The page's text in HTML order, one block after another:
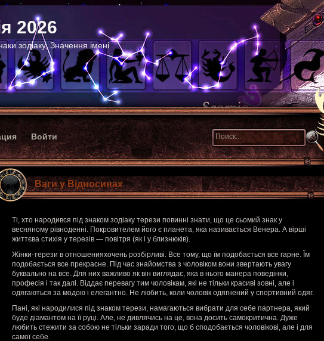
2026
зодіаку, Значення імені
Войти
Ваги у Відносинах
Ті, хто народився під знаком зодіаку терези повинні знати, що це сьомий знак у
весняному рівноденні. Покровителем його є планета, яка називається Венера. А вірші
життєва стихія у терезів — повітря (як і у близнюків).
Жінки-терези в отношенияхочень розбірливі. Все тому, що їм подобається все гарне. Їм
подобається все прекрасне. Під час знайомства з чоловіком вони звертають увагу
буквально на все. Для них важливо як він виглядає, яка в нього манера поведінки,
професія і так далі. Віддає перевагу тим чоловікам, які не тільки красиві зовні, але і
одягаються за модою і елегантно. Не любить, коли чоловік одягнений у спортивний одяг.
Пані, які народилися під знаком терези, намагаються вибрати для себе партнера, який
буде діамантом на її руці. Але, не дивлячись на це, вона досить самокритична. Дуже
любить стежити за собою не тільки заради того, що б сподобається чоловікові, але і для
самої себе.